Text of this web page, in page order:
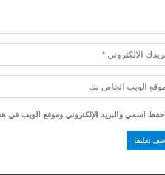
احفظ اسمي والبريد الإلكتروني وموقع الويب في